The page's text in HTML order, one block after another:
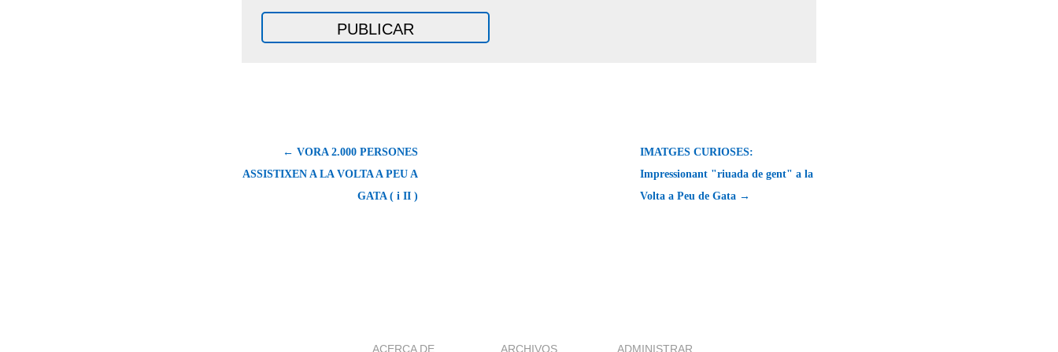
← VORA 2.000 PERSONES
ASSISTIXEN A LA VOLTA A PEU A
GATA ( i II )
IMATGES CURIOSES:
Impressionant "riuada de gent" a la
Volta a Peu de Gata →
ACERCA DE ARCHIVOS ADMINISTRAR